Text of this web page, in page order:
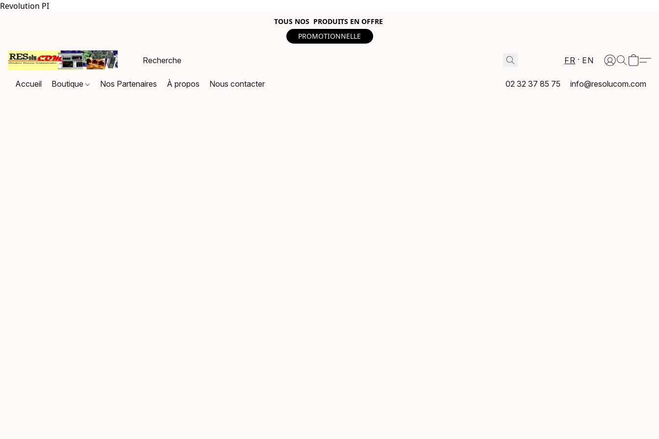
Revolution PI
TOUS NOS PRODUITS EN OFFRE
PROMOTIONNELLE
FR EN
Accueil Boutique Nos Partenaires À propos Nous contacter 02 32 37 85 75 info@resolucom.com